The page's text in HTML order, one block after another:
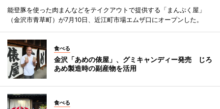
能登豚を使った肉まんなどをテイクアウトで提供する「まんぷく屋」
（金沢市青草町）が7月10日、近江町市場エムザ口にオープンした。
食べる
金沢「あめの俵屋」、グミキャンディー発売 じろ
あめ製造時の副産物を活用
食べる